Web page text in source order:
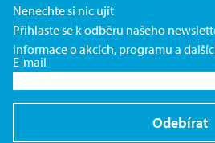
Nenechte si nic ujít
Přihlaste se k odběru našeho
informace o akcích, programu a
E-mail
Odebírat